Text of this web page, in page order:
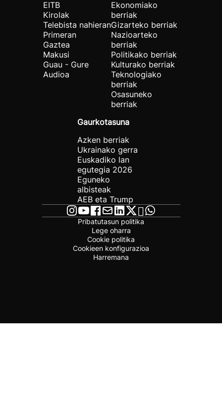
EITB
Kirolak
Telebista nahieran
Primeran
Gaztea
Makusi
Guau - Gure
Audioa
Ekonomiako
berriak
Gizarteko berriak
Nazioarteko
berriak
Politikako berriak
Kulturako berriak
Teknologiako
berriak
Osasuneko
berriak
Gaurkotasuna
Azken berriak
Ukrainako gerra
Euskadiko lan
egutegia 2026
Eguneko
albisteak
AEB eta Trump
Pribatutasun politika
Lege oharra
Cookie politika
Cookieen konfigurazioa
Harremana